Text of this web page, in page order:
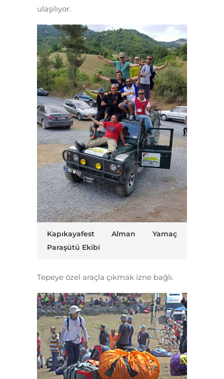
ulaşılıyor.
Kapıkayafest Alman Yamaç
Paraşütü Ekibi
Tepeye özel araçla çıkmak izne bağlı.